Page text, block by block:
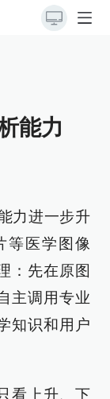
能力
力进一步升
等医学图像
：先在原图
主调用专业
知识和用户
看上升、下